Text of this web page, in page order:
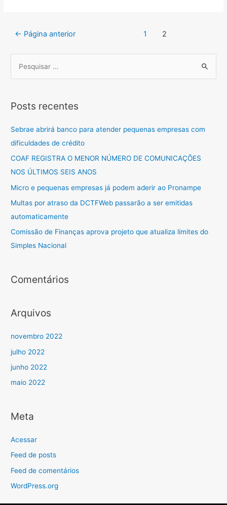
de
Navegação
← Página anterior 1 2
q
i
s
a
r
p
Posts recentes
Sebrae abrirá banco para atender pequenas empresas com
dificuldades de crédito
COAF REGISTRA O MENOR NÚMERO DE COMUNICAÇÕES
NOS ÚLTIMOS SEIS ANOS
Micro e pequenas empresas já podem aderir ao Pronampe
Multas por atraso da DCTFWeb passarão a ser emitidas
automaticamente
Comissão de Finanças aprova projeto que atualiza limites do
Simples Nacional
Comentários
Arquivos
novembro 2022
julho 2022
junho 2022
maio 2022
Meta
Acessar
Feed de posts
Feed de comentários
WordPress.org